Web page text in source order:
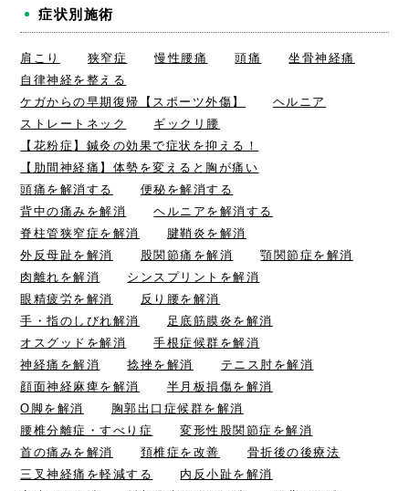
症状別施術
肩こり 狭窄症 慢性腰痛 頭痛
坐骨神経痛
自律神経を整える
ケガからの早期復帰【スポーツ外傷】
ヘルニア
ストレートネック
ギックリ腰
【花粉症】鍼灸の効果で症状を抑える！
【肋間神経痛】体勢を変えると胸が痛い
頭痛を解消する
便秘を解消する
背中の痛みを解消
ヘルニアを解消する
脊柱管狭窄症を解消
腱鞘炎を解消
外反母趾を解消
股関節痛を解消
顎関節症を解消
肉離れを解消
シンスプリントを解消
眼精疲労を解消
反り腰を解消
手・指のしびれ解消
足底筋膜炎を解消
オスグッドを解消
手根症候群を解消
神経痛を解消
捻挫を解消
テニス肘を解消
顔面神経麻痺を解消
半月板損傷を解消
O脚を解消
胸郭出口症候群を解消
腰椎分離症・すべり症
変形性股関節症を解消
首の痛みを解消
頚椎症を改善
骨折後の後療法
三叉神経痛を軽減する
内反小趾を解消